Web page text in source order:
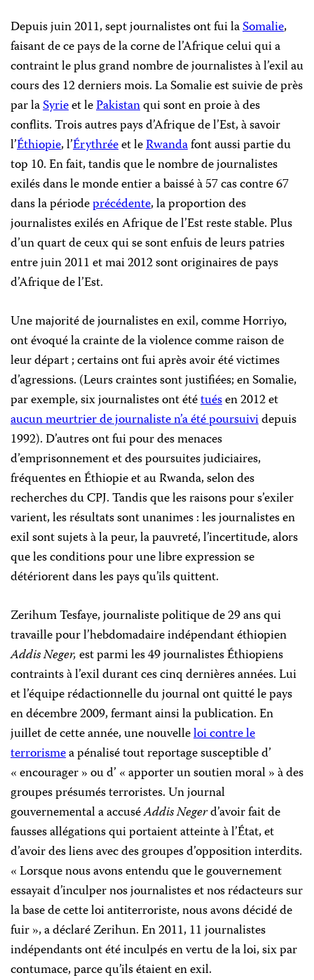
Depuis juin 2011, sept journalistes ont fui laSomalie,
faisant de ce pays de la corne de l’Afrique celui qui a
contraint le plus grand nombre de journalistes à l’exil au
cours des 12 derniers mois. La Somalie est suivie de près
par laSyrieet lePakistanqui sont en proie à des
conflits. Trois autres pays d’Afrique de l’Est, à savoir
l’Éthiopie, l’Érythréeet leRwandafont aussi partie du
top 10. En fait, tandis que le nombre de journalistes
exilés dans le monde entier a baissé à 57 cas contre 67
dans la périodeprécédente, la proportion des
journalistes exilés en Afrique de l’Est reste stable. Plus
d’un quart de ceux qui se sont enfuis de leurs patries
entre juin 2011 et mai 2012 sont originaires de pays
d’Afrique de l’Est.
Une majorité de journalistes en exil, comme Horriyo,
ont évoqué la crainte de la violence comme raison de
leur départ ; certains ont fui après avoir été victimes
d’agressions. (Leurs craintes sont justifiées; en Somalie,
par exemple, six journalistes ont ététuésen 2012 et
aucun meurtrier de journaliste n’a été poursuividepuis
1992). D’autres ont fui pour des menaces
d’emprisonnement et des poursuites judiciaires,
fréquentes en Éthiopie et au Rwanda, selon des
recherches du CPJ. Tandis que les raisons pour s’exiler
varient, les résultats sont unanimes : les journalistes en
exil sont sujets à la peur, la pauvreté, l’incertitude, alors
que les conditions pour une libre expression se
détériorent dans les pays qu’ils quittent.
Zerihum Tesfaye, journaliste politique de 29 ans qui
travaille pour l’hebdomadaire indépendant éthiopien
Addis Neger,est parmi les 49 journalistes Éthiopiens
contraints à l’exil durant ces cinq dernières années. Lui
et l’équipe rédactionnelle du journal ont quitté le pays
en décembre 2009, fermant ainsi la publication. En
juillet de cette année, une nouvelleloi contre le
terrorismea pénalisé tout reportage susceptible d’
« encourager » ou d’ « apporter un soutien moral » à des
groupes présumés terroristes. Un journal
gouvernemental a accuséAddis Negerd’avoir fait de
fausses allégations qui portaient atteinte à l’État, et
d’avoir des liens avec des groupes d’opposition interdits.
« Lorsque nous avons entendu que le gouvernement
essayait d’inculper nos journalistes et nos rédacteurs sur
la base de cette loi antiterroriste, nous avons décidé de
fuir », a déclaré Zerihun. En 2011, 11 journalistes
indépendants ont été inculpés en vertu de la loi, six par
contumace, parce qu’ils étaient en exil.